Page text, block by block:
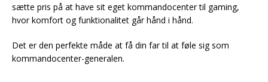
sætte pris på at have sit eget kommandocenter til gaming,
hvor komfort og funktionalitet går hånd i hånd.
Det er den perfekte måde at få din far til at føle sig som
kommandocenter-generalen.